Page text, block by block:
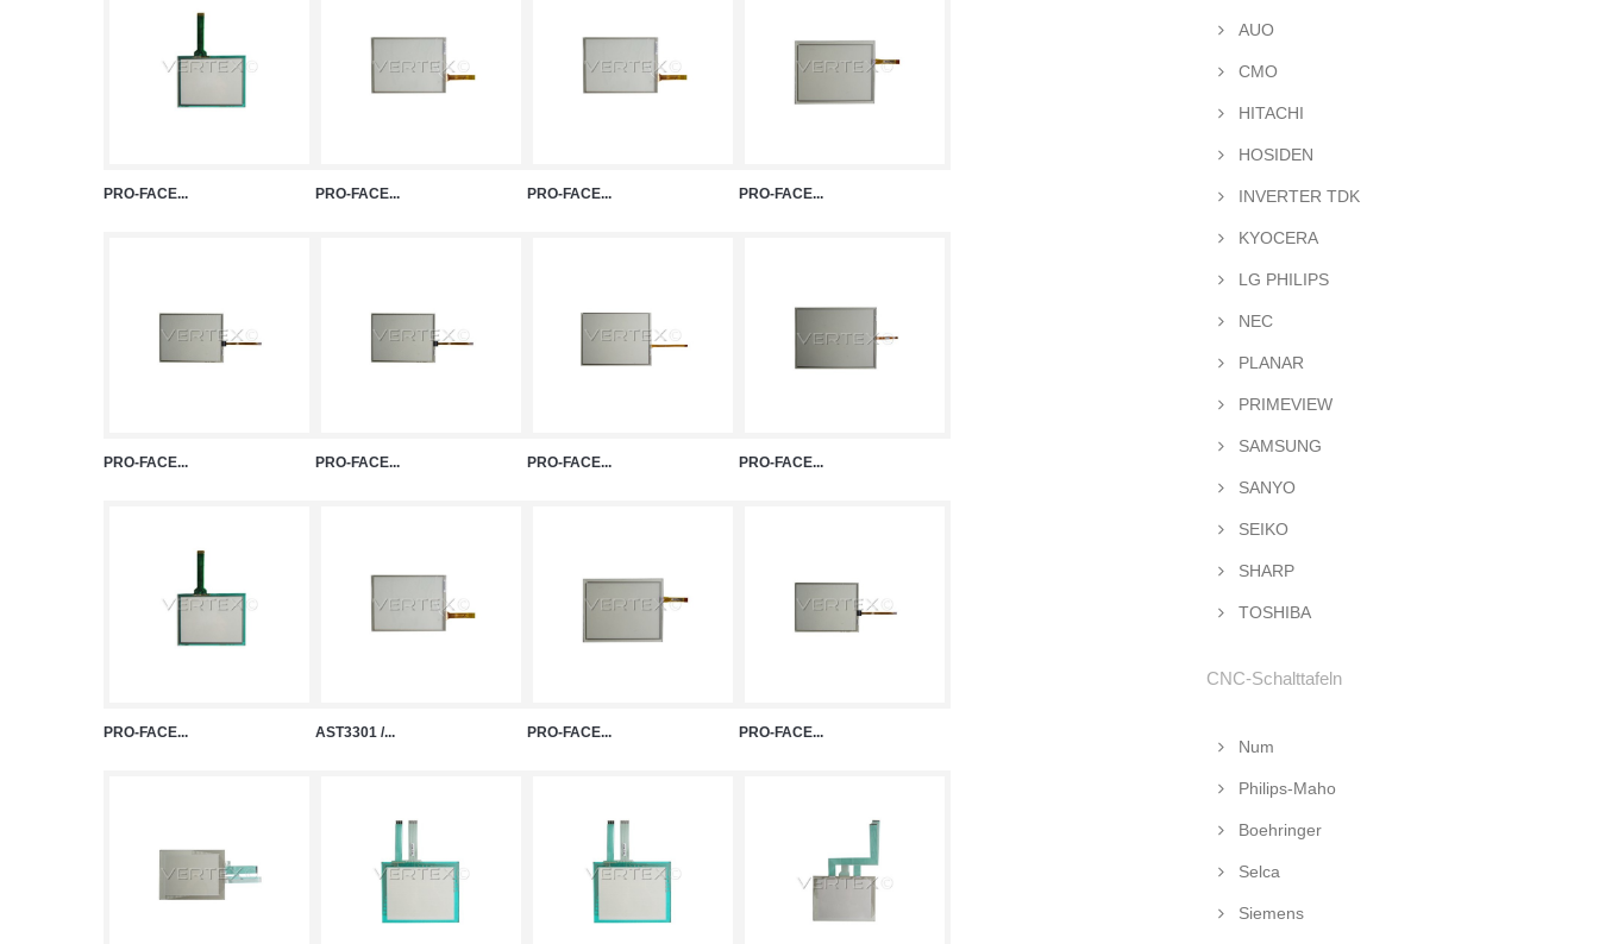
PRO-FACE... PRO-FACE... PRO-FACE... PRO-FACE...
PRO-FACE... PRO-FACE... PRO-FACE... PRO-FACE...
PRO-FACE... AST3301 /... PRO-FACE... PRO-FACE...
AUO
CMO
HITACHI
HOSIDEN
INVERTER TDK
KYOCERA
LG PHILIPS
NEC
PLANAR
PRIMEVIEW
SAMSUNG
SANYO
SEIKO
SHARP
TOSHIBA
CNC-Schalttafeln
Num
Philips-Maho
Boehringer
Selca
Siemens